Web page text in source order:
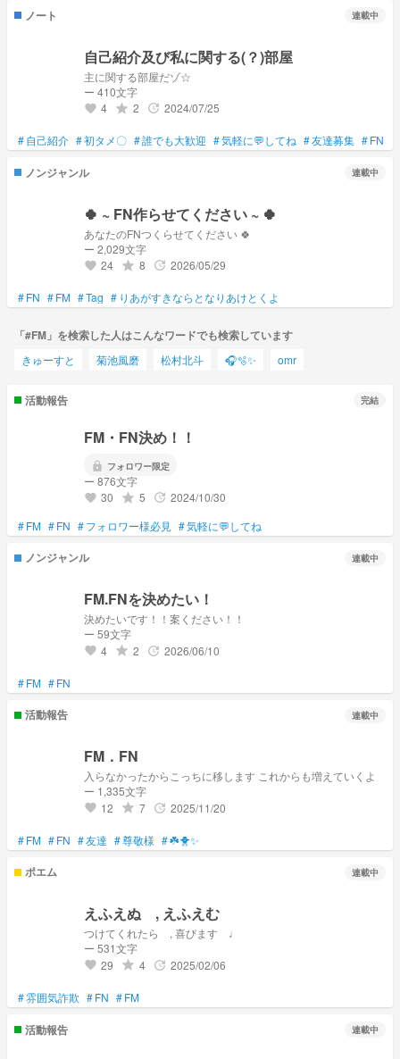
ノート 連載中
自己紹介及び私に関する(？)部屋
主に関する部屋だゾ☆
ー 410文字
favorite 4 grade 2 update 2024/07/25
#自己紹介 #初タメ〇 #誰でも大歓迎 #気軽に💬してね #友達募集 #FN
ノンジャンル 連載中
🍀 ~ FN作らせてください ~ 🍀
あなたのFNつくらせてください 🍀
ー 2,029文字
favorite 24 grade 8 update 2026/05/29
#FN #FM #Tag # りあがすきならとなりあけとくよ
「#FM」を検索した人はこんなワードでも検索しています
きゅーすと 菊池風磨 松村北斗 🎧🫧✨ omr
活動報告 完結
FM・FN決め！！
lock フォロワー限定
ー 876文字
favorite 30 grade 5 update 2024/10/30
#FM #FN #フォロワー様必見 #気軽に💬してね
ノンジャンル 連載中
FM.FNを決めたい！
決めたいです！！案ください！！
ー 59文字
favorite 4 grade 2 update 2026/06/10
#FM #FN
活動報告 連載中
FM．FN
入らなかったからこっちに移します これからも増えていくよ
ー 1,335文字
favorite 12 grade 7 update 2025/11/20
#FM #FN #友達 #尊敬様 #☘️🐥✨️
ポエム 連載中
えふえぬ , えふえむ
つけてくれたら , 喜びます ♩
ー 531文字
favorite 29 grade 4 update 2025/02/06
#雰囲気詐欺 #FN #FM
活動報告 連載中